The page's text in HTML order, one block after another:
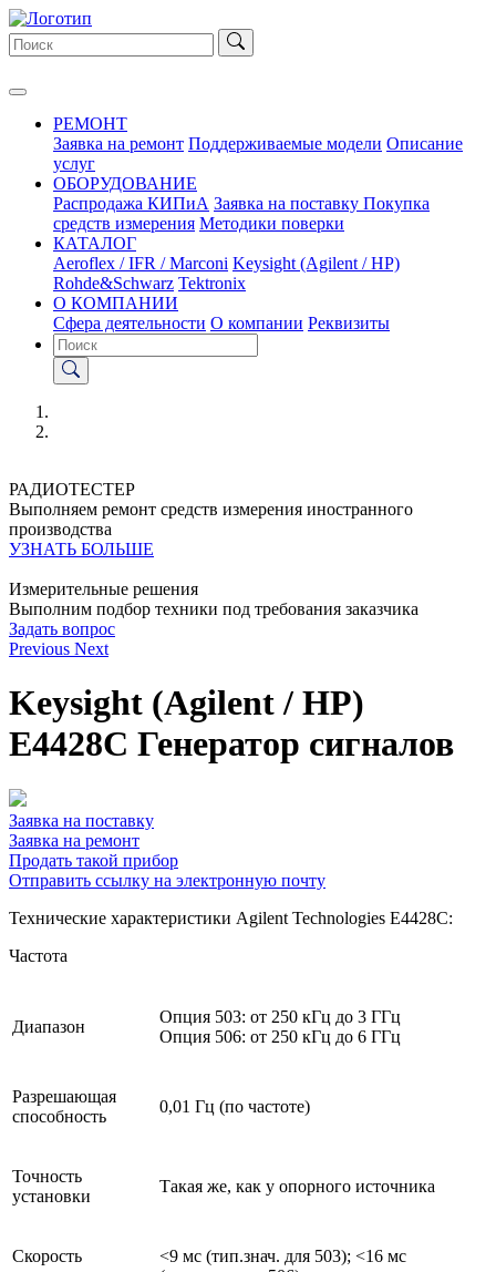
РЕМОНТ
Заявка на ремонт Поддерживаемые модели Описание
услуг
ОБОРУДОВАНИЕ
Распродажа КИПиА Заявка на поставку Покупка
средств измерения Методики поверки
КАТАЛОГ
Aeroflex / IFR / Marconi Keysight (Agilent / HP)
Rohde&Schwarz Tektronix
О КОМПАНИИ
Сфера деятельности О компании Реквизиты
РАДИОТЕСТЕР
Выполняем ремонт средств измерения иностранного
производства
УЗНАТЬ БОЛЬШЕ
Измерительные решения
Выполним подбор техники под требования заказчика
Задать вопрос
Previous Next
Keysight (Agilent / HP)
E4428C Генератор сигналов
Заявка на поставку
Заявка на ремонт
Продать такой прибор
Отправить ссылку на электронную почту
Технические характеристики Agilent Technologies E4428C:
Частота
Диапазон
Опция 503: от 250 кГц до 3 ГГц
Опция 506: от 250 кГц до 6 ГГц
Разрешающая
способность
0,01 Гц (по частоте)
Точность
установки
Такая же, как у опорного источника
Скорость
<9 мс (тип.знач. для 503); <16 мс